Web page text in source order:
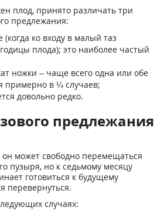
плод, принято различать три
предлежания:
ко входу в малый таз
плода); это наиболее частый
ножки – чаще всего одна или обе
примерно в ¼ случаев;
довольно редко.
предлежания
может свободно перемещаться
пузыря, но к седьмому месяцу
готовиться к будущему
перевернуться.
случаях: